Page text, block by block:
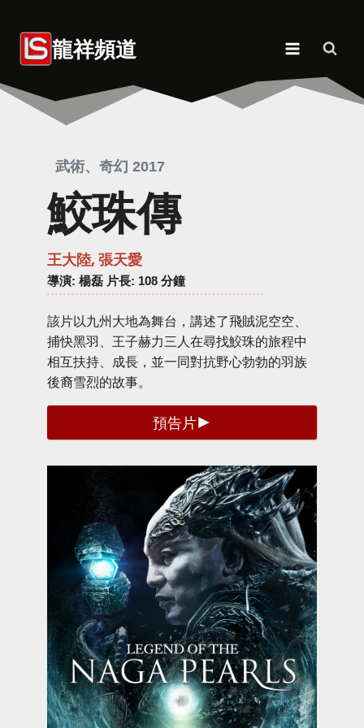
content 龍祥頻道
武術、奇幻 2017
鮫珠傳
王大陸, 張天愛
導演: 楊磊 片長: 108 分鐘
該片以九州大地為舞台，講述了飛賊泥空空、
捕快黑羽、王子赫力三人在尋找鮫珠的旅程中
相互扶持、成長，並一同對抗野心勃勃的羽族
後裔雪烈的故事。
預告片